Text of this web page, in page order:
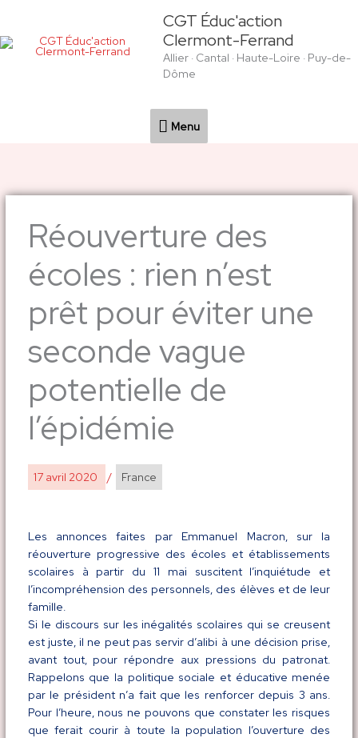
contenu
CGT Éduc'action
Clermont-Ferrand
Allier · Cantal · Haute-Loire · Puy-de-
Dôme
Menu
Menu
Réouverture des
écoles : rien n’est
prêt pour éviter une
seconde vague
potentielle de
l’épidémie
17 avril 2020 / France
Les annonces faites par Emmanuel Macron, sur la
réouverture progressive des écoles et établissements
scolaires à partir du 11 mai suscitent l’inquiétude et
l’incompréhension des personnels, des élèves et de leur
famille.
Si le discours sur les inégalités scolaires qui se creusent
est juste, il ne peut pas servir d’alibi à une décision prise,
avant tout, pour répondre aux pressions du patronat.
Rappelons que la politique sociale et éducative menée
par le président n’a fait que les renforcer depuis 3 ans.
Pour l’heure, nous ne pouvons que constater les risques
que ferait courir à toute la population l’ouverture des